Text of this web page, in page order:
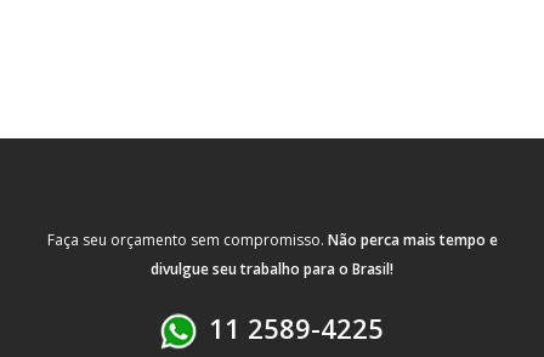
Faça seu orçamento sem compromisso. Não perca mais tempo e
divulgue seu trabalho para o Brasil!
11 2589-4225